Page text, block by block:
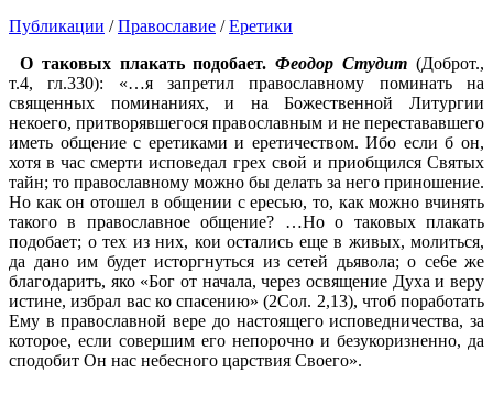
Публикации /Православие /Еретики
О таковых плакать подобает. Феодор Студит (Доброт.,
т.4, гл.330): «…я запретил православному поминать на
священных поминаниях, и на Божественной Литургии
некоего, притворявшегося православным и не перестававшего
иметь общение с еретиками и еретичеством. Ибо если б он,
хотя в час смерти исповедал грех свой и приобщился Святых
тайн; то православному можно бы делать за него приношение.
Но как он отошел в общении с ересью, то, как можно вчинять
такого в православное общение? …Но о таковых плакать
подобает; о тех из них, кои остались еще в живых, молиться,
да дано им будет исторгнуться из сетей дьявола; о се6е же
благодарить, яко «Бог от начала, через освящение Духа и веру
истине, избрал вас ко спасению» (2Сол. 2,13), чтоб поработать
Ему в православной вере до настоящего исповедничества, за
которое, если совершим его непорочно и безукоризненно, да
сподобит Он нас небесного царствия Своего».